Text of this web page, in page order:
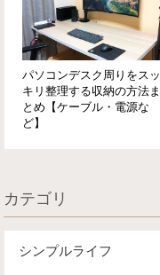
パソコンデスク周りをスッ
キリ整理する収納の方法ま
とめ【ケーブル・電源な
ど】
カテゴリ
シンプルライフ